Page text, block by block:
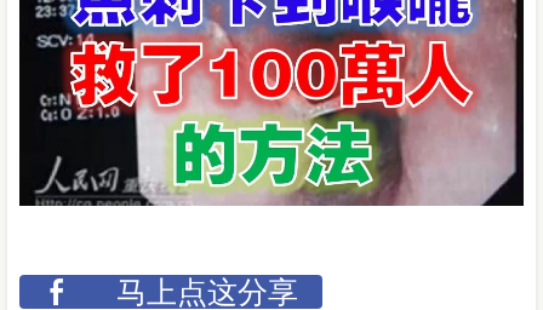
马上点这分享